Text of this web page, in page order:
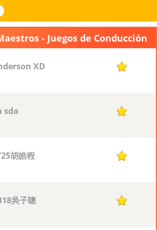
- Juegos de Conducción
XD 1
sda 1
胡皓程 1
吳子聰 1